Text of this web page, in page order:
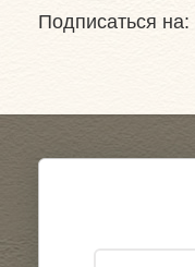
Подписаться на: